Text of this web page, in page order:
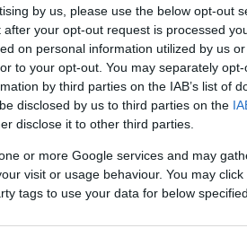
by us, please use the below opt-out
your opt-out request is processed
on personal information utilized by us
to your opt-out. You may separately
by third parties on the IAB’s list of
disclosed by us to third parties on the
disclose it to other third parties.
or more Google services and may
visit or usage behaviour. You may
tags to use your data for below
sőt. Az ilyen
Sajnos az ilyen
azt a kereskedelmi
Ha igényes belvárost
– írják.
használt üzlet. Nyilván
városképi szabályozás
illusztrálja azt,